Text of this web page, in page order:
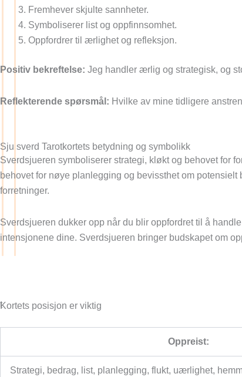
Fremhever skjulte sannheter.
Symboliserer list og oppfinnsomhet.
Oppfordrer til ærlighet og refleksjon.
Positiv bekreftelse: Jeg handler ærlig og strategisk, og
Reflekterende spørsmål: Hvilke av mine tidligere
Sju sverd Tarotkortets betydning og symbolikk
Sverdsjueren symboliserer strategi, kløkt og behovet for
behovet for nøye planlegging og bevissthet om
forretninger.
Sverdsjueren dukker opp når du blir oppfordret til å
intensjonene dine. Sverdsjueren bringer budskapet om
tKortets posisjon er viktig
Oppreist:
Strategi, bedrag, list, planlegging, flukt, uærlighet,